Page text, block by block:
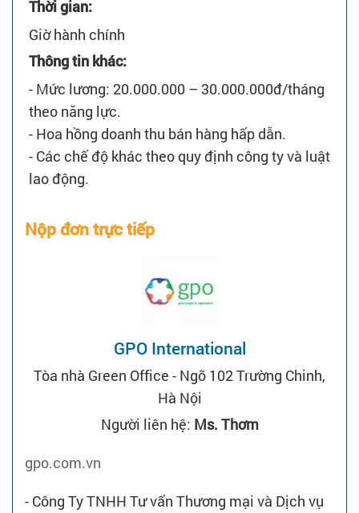
Thời gian:
Giờ hành chính
Thông tin khác:
- Mức lương: 20.000.000 – 30.000.000đ/tháng
theo năng lực.
- Hoa hồng doanh thu bán hàng hấp dẫn.
- Các chế độ khác theo quy định công ty và luật
lao động.
Nộp đơn trực tiếp
GPO International
Tòa nhà Green Office - Ngõ 102 Trường Chinh,
Hà Nội
Người liên hệ: Ms. Thơm
gpo.com.vn
- Công Ty TNHH Tư vấn Thương mại và Dịch vụ